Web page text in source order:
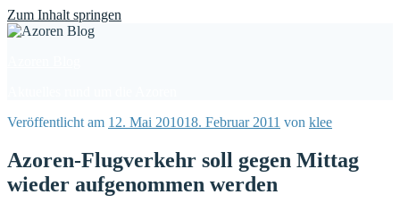
Zum Inhalt springen
Veröffentlicht am 12. Mai 201018. Februar 2011 von klee
Azoren-Flugverkehr soll gegen Mittag
wieder aufgenommen werden